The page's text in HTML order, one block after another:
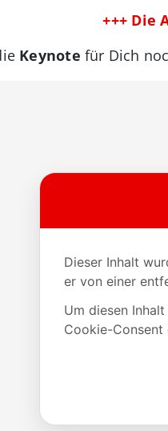
+++ Die
Keynote für Dich